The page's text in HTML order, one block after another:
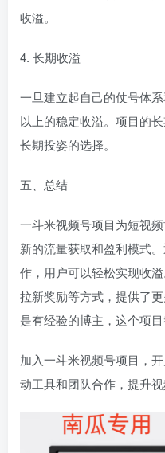
收溢。
4. 长期收溢
一旦建立起自己的仗号体
以上的稳定收溢。项目的
长期投姿的选择。
五、总结
一斗米视频号项目为短视
新的流量获取和盈利模式
作，用户可以轻松实现收
拉新奖励等方式，提供了
是有经验的博主，这个项目
加入一斗米视频号项目，
动工具和团队合作，提升